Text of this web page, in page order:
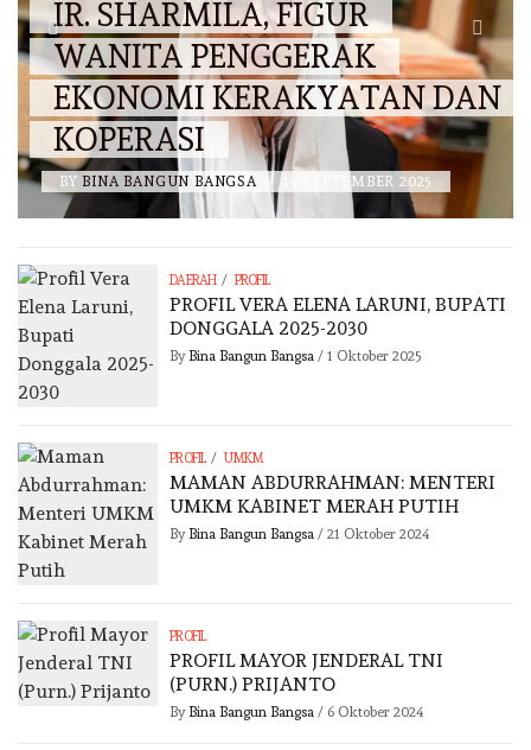
IR. SHARMILA, FIGUR
WANITA PENGGERAK
EKONOMI KERAKYATAN DAN
KOPERASI
BY BINA BANGUN BANGSA / 14 SEPTEMBER 2025
DAERAH / PROFIL
PROFIL VERA ELENA LARUNI, BUPATI
DONGGALA 2025-2030
By Bina Bangun Bangsa / 1 Oktober 2025
PROFIL / UMKM
MAMAN ABDURRAHMAN: MENTERI
UMKM KABINET MERAH PUTIH
By Bina Bangun Bangsa / 21 Oktober 2024
PROFIL
PROFIL MAYOR JENDERAL TNI
(PURN.) PRIJANTO
By Bina Bangun Bangsa / 6 Oktober 2024